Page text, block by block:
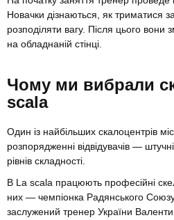
Новачки дізнаються, як триматися
розподіляти вагу. Після цього вони
на обладнаній стінці.
Чому ми вибрали
scala
Один із найбільших скалоцентрів
розпорядженні відвідувачів —
рівнів складності.
В La scala працюють професійні
них — чемпіонка Радянського Союзу
заслужений тренер України